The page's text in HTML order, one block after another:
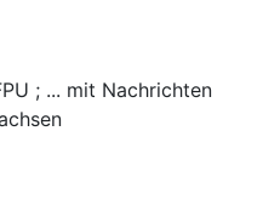
; ... mit Nachrichten